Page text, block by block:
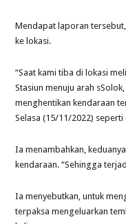
Mendapat laporan
ke lokasi.
“Saat kami tiba di lokasi
Stasiun menuju arah
menghentikan kendaraan
Selasa (15/11/2022)
Ia menambahkan,
kendaraan. “Sehingga
Ia menyebutkan, untuk
terpaksa mengeluarkan